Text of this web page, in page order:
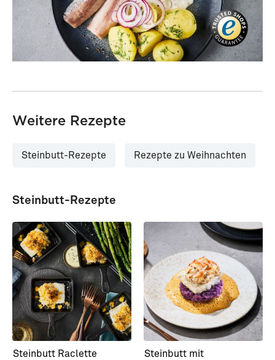
Weitere Rezepte
Steinbutt-Rezepte Rezepte zu Weihnachten
Steinbutt-Rezepte
Steinbutt Raclette
Steinbutt mit